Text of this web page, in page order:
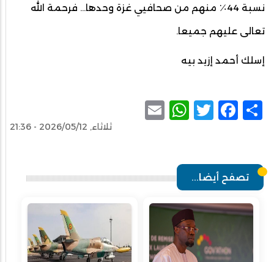
نسبة 44٪؜ منهم من صحافيي غزة وحدها… فرحمة الله
تعالى عليهم جميعا.
إسلك أحمد إزيد بيه
Share
Facebook
Twitter
WhatsApp
ثلاثاء, 2026/05/12 - 21:36
تصفح أيضا...